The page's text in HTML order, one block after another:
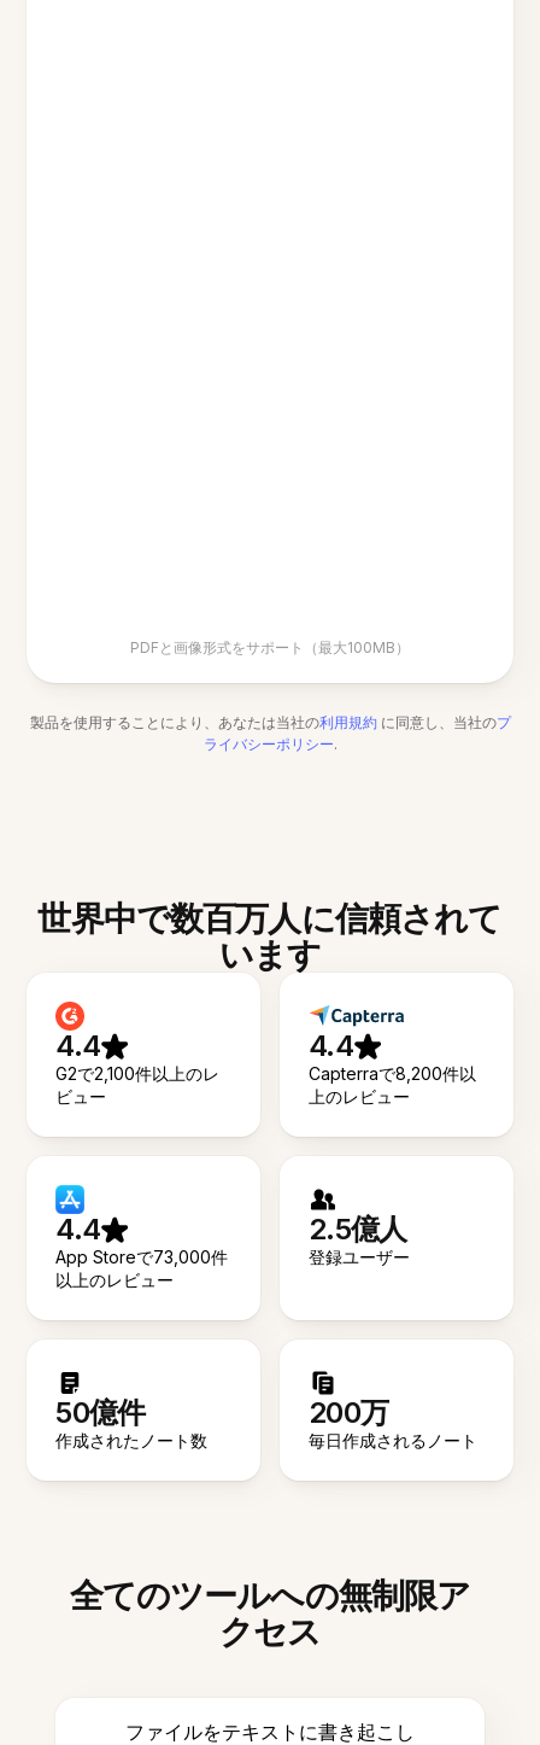
PDFと画像形式をサポート（最大100MB）
製品を使用することにより、あなたは当社の利用規約 に同意し、当社のプ
ライバシーポリシー.
世界中で数百万人に信頼されて
います
4.4
G2で2,100件以上のレ
ビュー
4.4
Capterraで8,200件以
上のレビュー
4.4
App Storeで73,000件
以上のレビュー
2.5億人
登録ユーザー
50億件
作成されたノート数
200万
毎日作成されるノート
全てのツールへの無制限ア
クセス
ファイルをテキストに書き起こし